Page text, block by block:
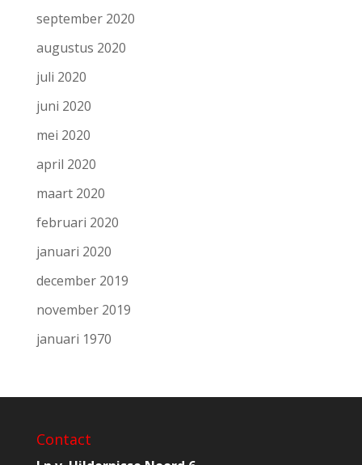
september 2020
augustus 2020
juli 2020
juni 2020
mei 2020
april 2020
maart 2020
februari 2020
januari 2020
december 2019
november 2019
januari 1970
Contact